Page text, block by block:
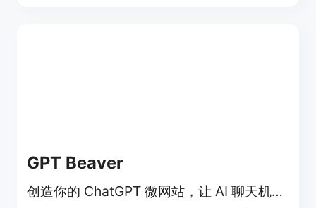
GPT Beaver
创造你的 ChatGPT 微网站，让 AI 聊天机器人栩栩如生。